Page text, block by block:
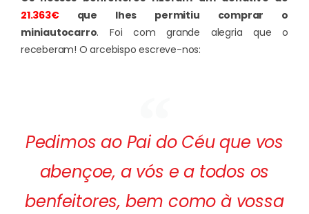
21.363€que lhes permitiu comprar o
miniautocarro. Foi com grande alegria que o
receberam! O arcebispo escreve-nos:
Pedimos ao Pai do Céu que vos
abençoe, a vós e a todos os
benfeitores, bem como à vossa